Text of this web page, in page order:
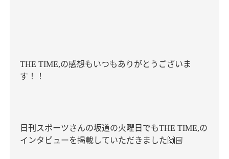
THE TIME,の感想もいつもありがとうございま
す！！
日刊スポーツさんの坂道の火曜日でもTHE TIME,の
インタビューを掲載していただきました🙌🏻